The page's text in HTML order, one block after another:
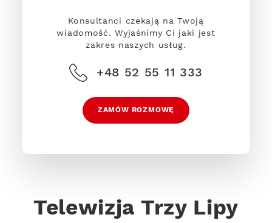
Konsultanci czekają na Twoją
wiadomość. Wyjaśnimy Ci jaki jest
zakres naszych usług.
+48 52 55 11 333
ZAMÓW ROZMOWĘ
Telewizja Trzy Lipy